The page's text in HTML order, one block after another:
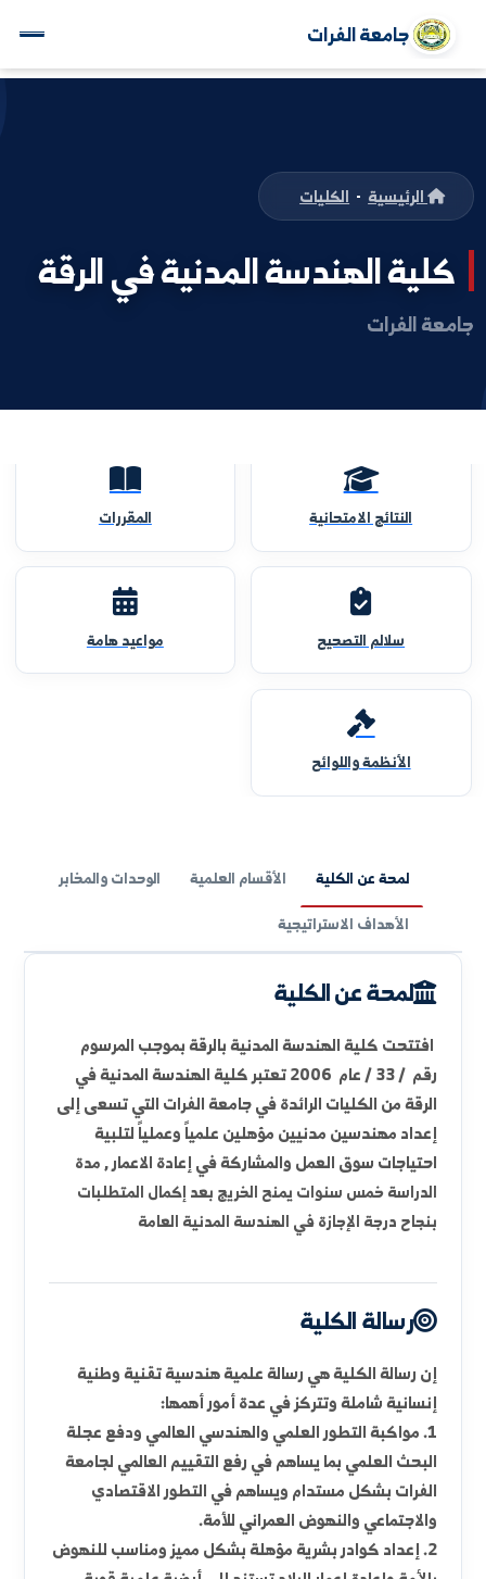
جامعة الفرات
الرئيسية-الكليات
الهندسة المدنية في الرقة
النتائج الامتحانية المقررات
سلالم التصحيح
لمحة عن الكلية
لمحة عن الكلية
افتتحت كلية الهندسة المدنية بالرقة بموجب المرسوم
رقم / 33 / عام 2006 تعتبر كلية الهندسة المدنية في
الرقة من الكليات الرائدة في جامعة الفرات التي تسعى إلى
احتياجات سوق العمل والمشاركة في إعادة الاعمار ,مدة
الدراسة خمس سنوات يمنح الخريج بعد إكمال المتطلبات
رسالة الكلية
إن رسالة الكلية هي رسالة علمية هندسية تقنية وطنية
إنسانية شاملة وتتركز في عدة أمور أهمها: